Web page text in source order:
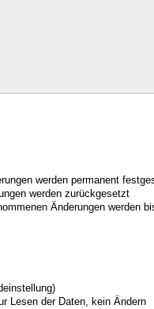
werden permanent
werden zurückgesetzt
Änderungen werden
Lesen der Daten, kein Ändern